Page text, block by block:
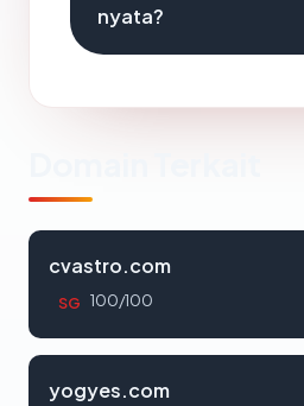
nyata?
cvastro.com
SG 100/100
yogyes.com